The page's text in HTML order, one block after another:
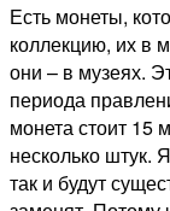
Есть монеты,
коллекцию, их в
они – в музеях.
периода
монета стоит 15
несколько штук.
так и будут